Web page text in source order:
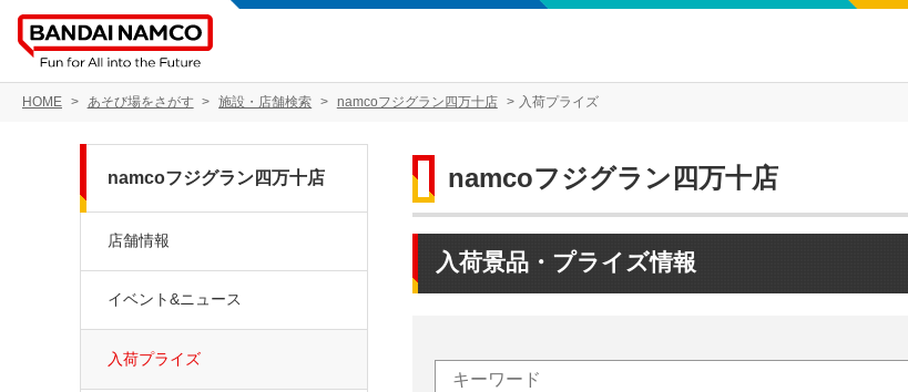
HOME あそび場をさがす 施設・店舗検索 namcoフジグラン四万十店 入荷プライズ
namcoフジグラン四万十店
入荷景品・プライズ情報
namcoフジグラン四万十店
店舗情報
イベント&ニュース
入荷プライズ